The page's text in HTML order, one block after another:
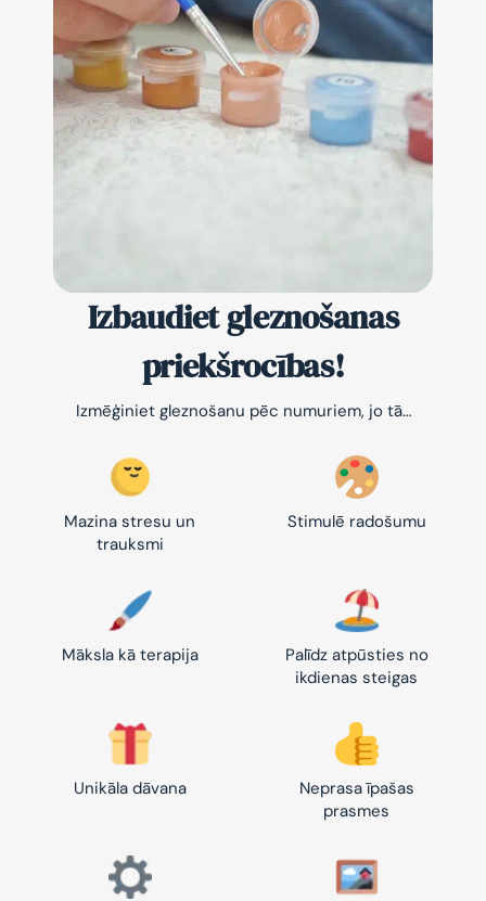
Izbaudiet gleznošanas
priekšrocības!
Izmēģiniet gleznošanu pēc numuriem, jo tā…
Mazina stresu un
trauksmi
Stimulē radošumu
Māksla kā terapija
Palīdz atpūsties no
ikdienas steigas
Unikāla dāvana
Neprasa īpašas
prasmes